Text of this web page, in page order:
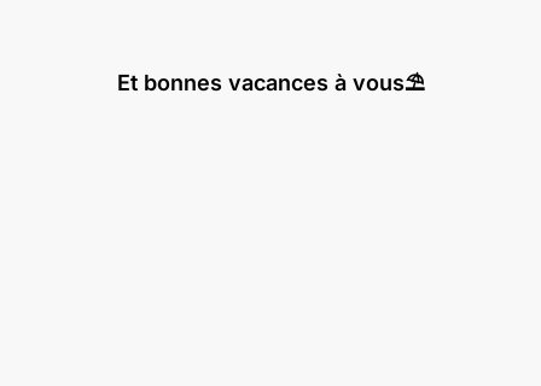
Et bonnes vacances à vous⛱️